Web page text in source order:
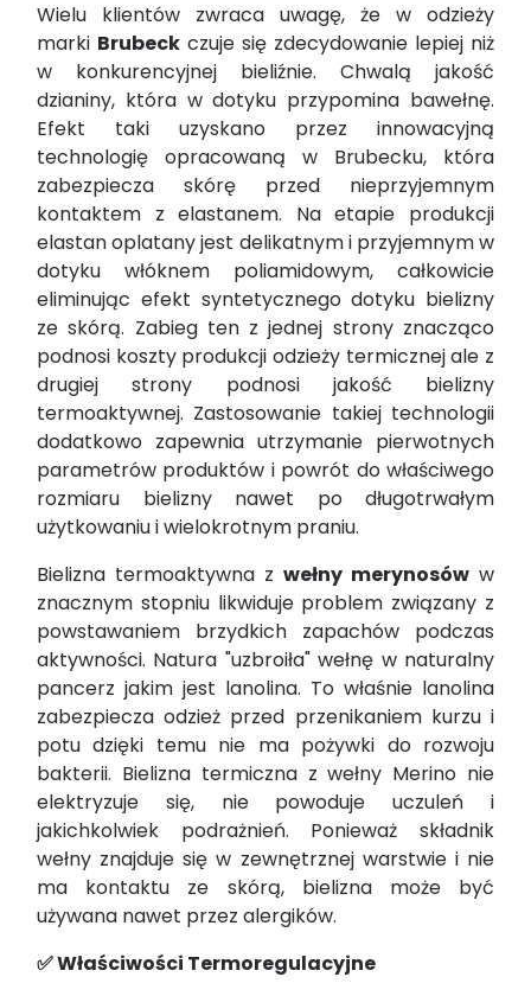
Wielu klientów zwraca uwagę, że w odzieży
marki Brubeck czuje się zdecydowanie lepiej niż
w konkurencyjnej bieliźnie. Chwalą jakość
dzianiny, która w dotyku przypomina bawełnę.
Efekt taki uzyskano przez innowacyjną
technologię opracowaną w Brubecku, która
zabezpiecza skórę przed nieprzyjemnym
kontaktem z elastanem. Na etapie produkcji
elastan oplatany jest delikatnym i przyjemnym w
dotyku włóknem poliamidowym, całkowicie
eliminując efekt syntetycznego dotyku bielizny
ze skórą. Zabieg ten z jednej strony znacząco
podnosi koszty produkcji odzieży termicznej ale z
drugiej strony podnosi jakość bielizny
termoaktywnej. Zastosowanie takiej technologii
dodatkowo zapewnia utrzymanie pierwotnych
parametrów produktów i powrót do właściwego
rozmiaru bielizny nawet po długotrwałym
użytkowaniu i wielokrotnym praniu.
Bielizna termoaktywna z wełny merynosów w
znacznym stopniu likwiduje problem związany z
powstawaniem brzydkich zapachów podczas
aktywności. Natura "uzbroiła" wełnę w naturalny
pancerz jakim jest lanolina. To właśnie lanolina
zabezpiecza odzież przed przenikaniem kurzu i
potu dzięki temu nie ma pożywki do rozwoju
bakterii. Bielizna termiczna z wełny Merino nie
elektryzuje się, nie powoduje uczuleń i
jakichkolwiek podrażnień. Ponieważ składnik
wełny znajduje się w zewnętrznej warstwie i nie
ma kontaktu ze skórą, bielizna może być
używana nawet przez alergików.
✅ Właściwości Termoregulacyjne